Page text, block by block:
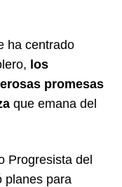
ha centrado
los
promesas
que emana del
Progresista del
planes para